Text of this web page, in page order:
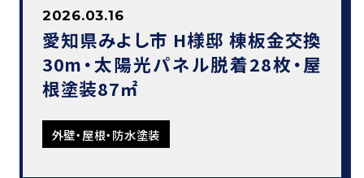
2026.03.16
愛知県みよし市 H様邸 棟板金交換
30m・太陽光パネル脱着28枚・屋
根塗装87㎡
外壁・屋根・防水塗装